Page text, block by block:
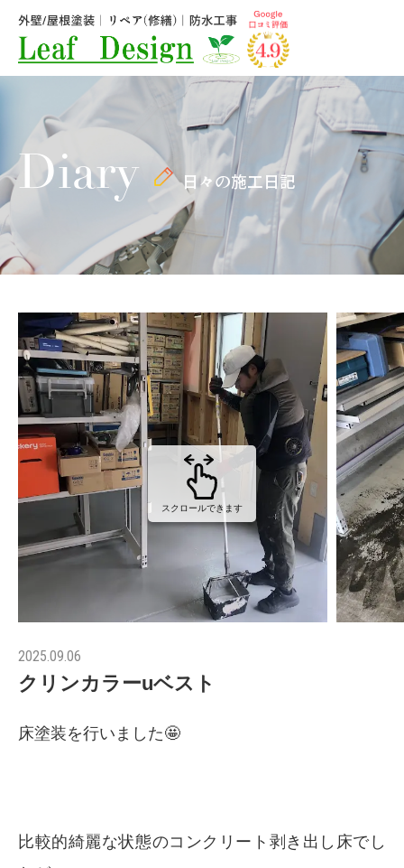
Diary 日々の施工日記
スクロールできます
2025.09.06
クリンカラーuベスト
床塗装を行いました🤩
比較的綺麗な状態のコンクリート剥き出し床でし